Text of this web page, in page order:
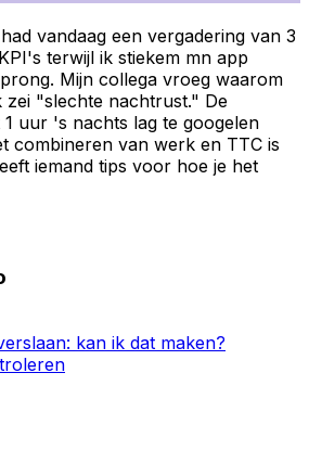
vandaag een vergadering van 3
terwijl ik stiekem mn app
Mijn collega vroeg waarom
zei "slechte nachtrust." De
uur 's nachts lag te googelen
combineren van werk en TTC is
iemand tips voor hoe je het
kan ik dat maken?